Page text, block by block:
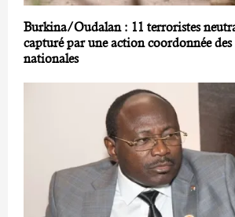
Burkina/Oudalan : 11 terroristes
capturé par une action coordonnée des
nationales